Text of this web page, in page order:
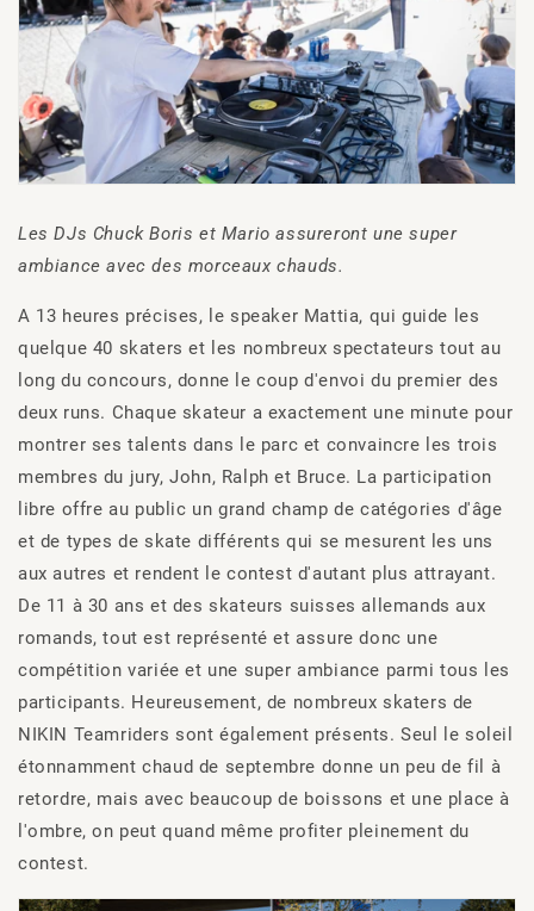
Les DJs Chuck Boris et Mario assureront une super
ambiance avec des morceaux chauds.
A 13 heures précises, le speaker Mattia, qui guide les
quelque 40 skaters et les nombreux spectateurs tout au
long du concours, donne le coup d'envoi du premier des
deux runs. Chaque skateur a exactement une minute pour
montrer ses talents dans le parc et convaincre les trois
membres du jury, John, Ralph et Bruce. La participation
libre offre au public un grand champ de catégories d'âge
et de types de skate différents qui se mesurent les uns
aux autres et rendent le contest d'autant plus attrayant.
De 11 à 30 ans et des skateurs suisses allemands aux
romands, tout est représenté et assure donc une
compétition variée et une super ambiance parmi tous les
participants. Heureusement, de nombreux skaters de
NIKIN Teamriders sont également présents. Seul le soleil
étonnamment chaud de septembre donne un peu de fil à
retordre, mais avec beaucoup de boissons et une place à
l'ombre, on peut quand même profiter pleinement du
contest.